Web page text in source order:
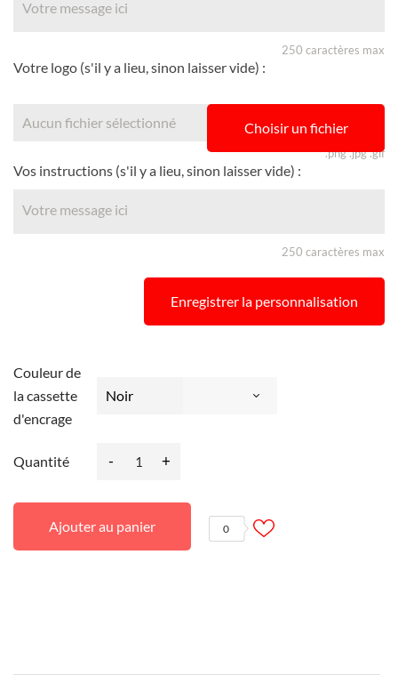
250 caractères max
Votre logo (s'il y a lieu, sinon laisser vide) :
Aucun fichier sélectionné Choisir un fichier
.png .jpg .gif
Vos instructions (s'il y a lieu, sinon laisser vide) :
250 caractères max
Enregistrer la personnalisation
Couleur de
la cassette
d'encrage
Quantité - +
Ajouter au panier 0